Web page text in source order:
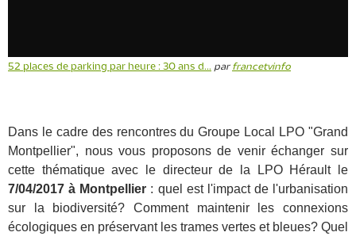
52 places de parking par heure : 30 ans d... par francetvinfo
Dans le cadre des rencontres du Groupe Local LPO "Grand
Montpellier", nous vous proposons de venir échanger sur
cette thématique avec le directeur de la LPO Hérault le
7/04/2017 à Montpellier : quel est l'impact de l'urbanisation
sur la biodiversité? Comment maintenir les connexions
écologiques en préservant les trames vertes et bleues? Quel